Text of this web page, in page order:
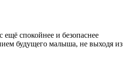
ещё спокойнее и безопаснее
будущего малыша, не выходя из